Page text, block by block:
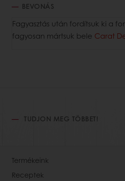
BEVONÁS
Fagyasztás után fordítsuk ki a
fagyosan mártsuk bele Carat
TUDJON MEG TÖBBET!
Termékeink
Receptek